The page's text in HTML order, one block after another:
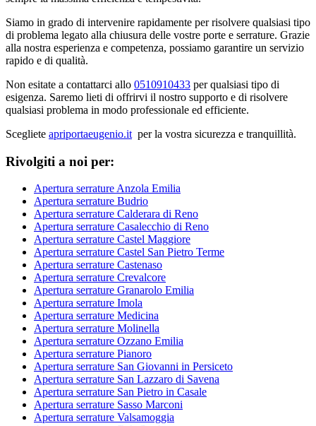
Siamo in grado di intervenire rapidamente per risolvere qualsiasi tipo
di problema legato alla chiusura delle vostre porte e serrature. Grazie
alla nostra esperienza e competenza, possiamo garantire un servizio
rapido e di qualità.
Non esitate a contattarci allo 0510910433 per qualsiasi tipo di
esigenza. Saremo lieti di offrirvi il nostro supporto e di risolvere
qualsiasi problema in modo professionale ed efficiente.
Scegliete apriportaeugenio.it per la vostra sicurezza e tranquillità.
Rivolgiti a noi per:
Apertura serrature Anzola Emilia
Apertura serrature Budrio
Apertura serrature Calderara di Reno
Apertura serrature Casalecchio di Reno
Apertura serrature Castel Maggiore
Apertura serrature Castel San Pietro Terme
Apertura serrature Castenaso
Apertura serrature Crevalcore
Apertura serrature Granarolo Emilia
Apertura serrature Imola
Apertura serrature Medicina
Apertura serrature Molinella
Apertura serrature Ozzano Emilia
Apertura serrature Pianoro
Apertura serrature San Giovanni in Persiceto
Apertura serrature San Lazzaro di Savena
Apertura serrature San Pietro in Casale
Apertura serrature Sasso Marconi
Apertura serrature Valsamoggia